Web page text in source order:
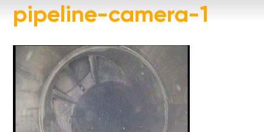
pipeline-camera-1